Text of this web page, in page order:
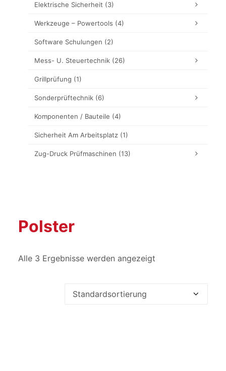
Elektrische Sicherheit (3)
Werkzeuge – Powertools (4)
Software Schulungen (2)
Mess- U. Steuertechnik (26)
Grillprüfung (1)
Sonderprüftechnik (6)
Komponenten / Bauteile (4)
Sicherheit Am Arbeitsplatz (1)
Zug-Druck Prüfmaschinen (13)
Polster
Alle 3 Ergebnisse werden angezeigt